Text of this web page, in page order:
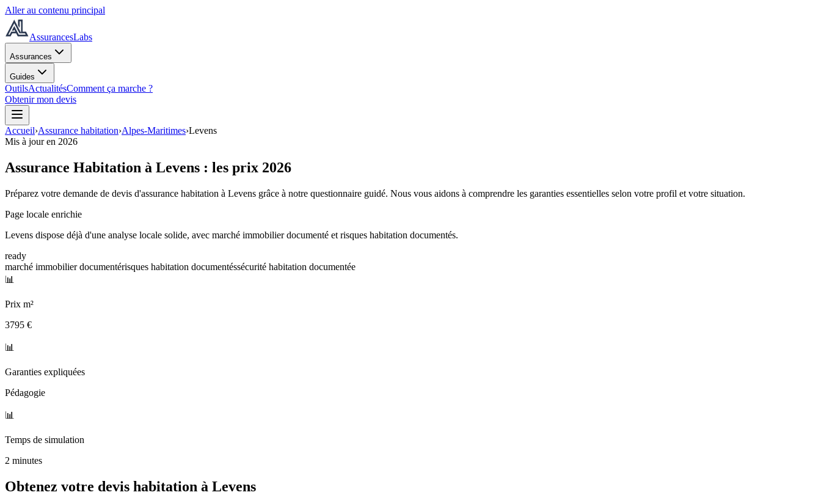
Aller au contenu principal
AssurancesLabs
Assurances
Guides
OutilsActualitésComment ça marche ?
Obtenir mon devis
Accueil›Assurance habitation›Alpes-Maritimes›Levens
Mis à jour en 2026
Assurance Habitation à Levens : les prix 2026
Préparez votre demande de devis d'assurance habitation à Levens grâce à notre questionnaire guidé. Nous vous aidons à comprendre les garanties essentielles selon votre profil et votre situation.
Page locale enrichie
Levens dispose déjà d'une analyse locale solide, avec marché immobilier documenté et risques habitation documentés.
ready
marché immobilier documentérisques habitation documentéssécurité habitation documentée
📊
Prix m²
3795 €
📊
Garanties expliquées
Pédagogie
📊
Temps de simulation
2 minutes
Obtenez votre devis habitation à Levens